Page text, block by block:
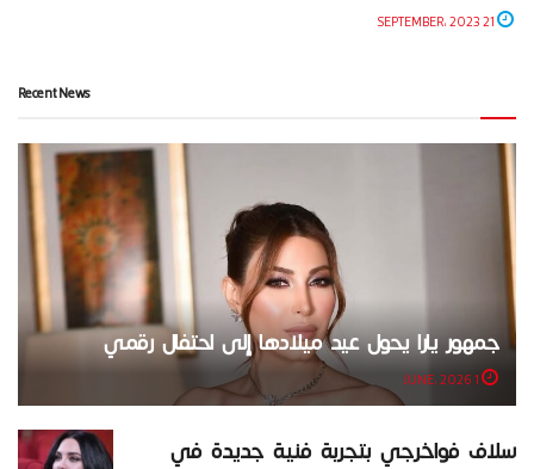
Recent News
جمهور يارا يحول عيد ميلادها إلى احتفال رقمي
سلاف فواخرجي بتجربة فنية جديدة في